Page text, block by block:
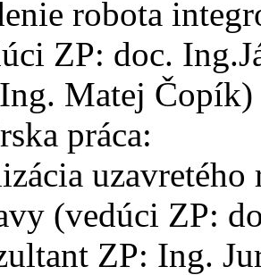
robota
ZP: doc.
Matej Čopík)
práca:
(vedúci ZP:
ZP: Ing.